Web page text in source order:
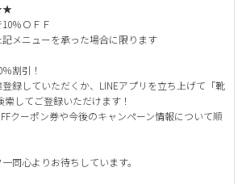
％ＯＦＦ
メニューを承った場合に限ります
割引！
録していただくか、LINEアプリを立ち上げて「靴
してご登録いただけます！
クーポン券や今後のキャンペーン情報について順
同心よりお待ちしています。